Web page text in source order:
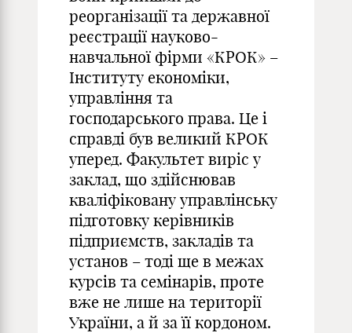
реорганізації та державної
реєстрації науково-
навчальної фірми «КРОК» –
Інституту економіки,
управління та
господарського права. Це і
справді був великий КРОК
уперед. Факультет виріс у
заклад, що здійснював
кваліфіковану управлінську
підготовку керівників
підприємств, закладів та
установ – тоді ще в межах
курсів та семінарів, проте
вже не лише на території
України, а й за її кордоном.